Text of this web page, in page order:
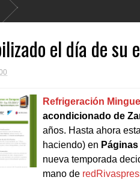
el día de su
Refrigeración
acondicionado de
años. Hasta ahora
haciendo) en
nueva temporada
mano de